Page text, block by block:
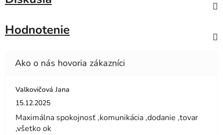
Hodnotenie
Valkovičová Jana
Hodnotenie obchodu je 5 z 5 hviezdičiek.
15.12.2025
Maximálna spokojnosť ,komunikácia ,dodanie ,tovar
,všetko ok